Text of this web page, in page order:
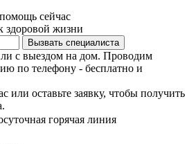
сейчас
здоровой жизни
Вызвать специалиста
с выездом на дом. Проводим
по телефону - бесплатно и
или оставьте заявку, чтобы получить
горячая линия